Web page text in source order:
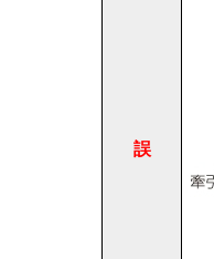
誤